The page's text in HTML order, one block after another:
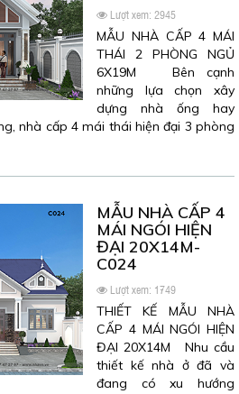
Lượt xem: 2945
MẪU NHÀ CẤP 4 MÁI
THÁI 2 PHÒNG NGỦ
6X19M Bên cạnh
những lựa chọn xây
dựng nhà ống hay
nhà cấp 4 mái thái hiện đại 3 phòng
MẪU NHÀ CẤP 4
MÁI NGÓI HIỆN
ĐẠI 20X14M-
C024
Lượt xem: 1749
THIẾT KẾ MẪU NHÀ
CẤP 4 MÁI NGÓI HIỆN
ĐẠI 20X14M Nhu cầu
thiết kế nhà ở đã và
đang có xu hướng